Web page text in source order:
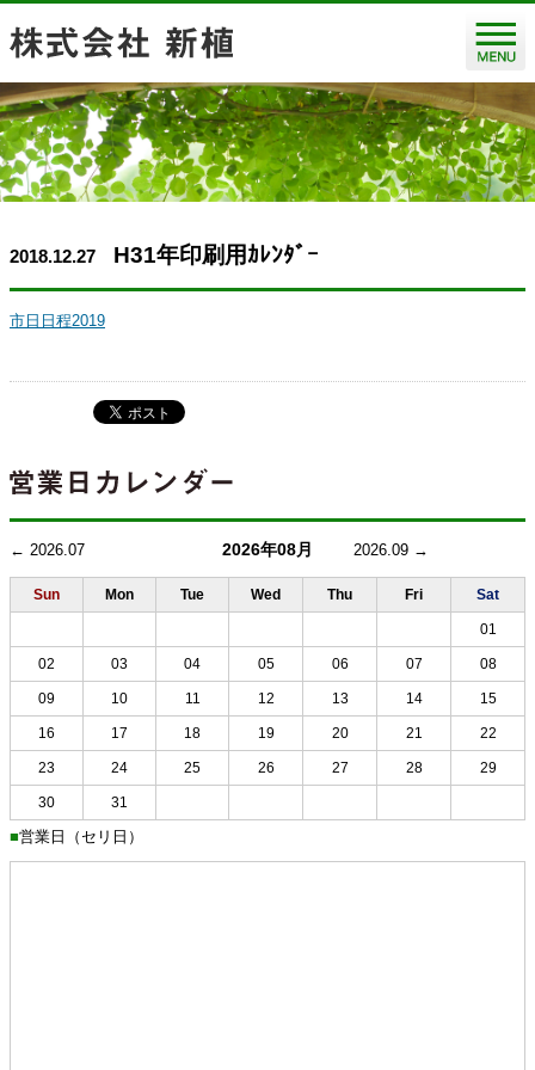
2018.12.27 H31年印刷用ｶﾚﾝﾀﾞｰ
市日日程2019
← 2026.07 2026年08月 2026.09 →
Sun Mon Tue Wed Thu Fri Sat
01
02 03 04 05 06 07 08
09 10 11 12 13 14 15
16 17 18 19 20 21 22
23 24 25 26 27 28 29
30 31
■営業日（セリ日）